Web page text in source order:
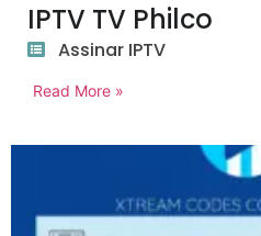
IPTV TV Philco
Assinar IPTV
Read More »